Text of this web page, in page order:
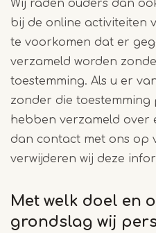
Wij raden ouders dan
bij de online activiteiten
te voorkomen dat er
verzameld worden
toestemming. Als u er
zonder die toestemming
hebben verzameld over
dan contact met ons op
verwijderen wij deze
Met welk doel en
grondslag wij